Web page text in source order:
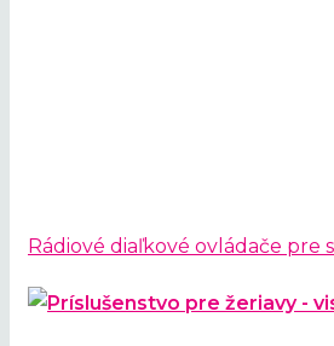
Rádiové diaľkové ovládače pre